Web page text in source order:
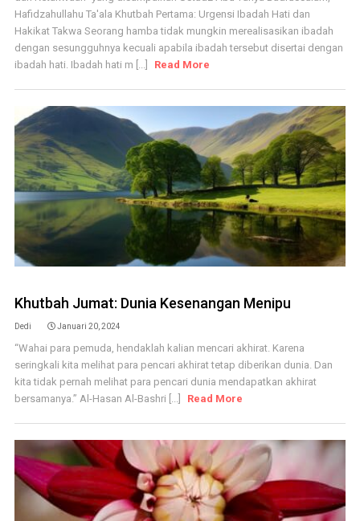
Hafidzahullahu Ta'ala Khutbah Pertama: Urgensi Ibadah Hati dan
Hakikat Takwa Seorang hamba tidak mungkin merealisasikan ibadah
dengan sesungguhnya kecuali apabila ibadah tersebut disertai dengan
ibadah hati. Ibadah hati m [...]
Read More
Khutbah Jumat: Dunia Kesenangan Menipu
Dedi Januari 20, 2024
“Wahai para pemuda, hendaklah kalian mencari akhirat. Karena
seringkali kita melihat para pencari akhirat tetap diberikan dunia. Dan
kita tidak pernah melihat para pencari dunia mendapatkan akhirat
bersamanya.” Al-Hasan Al-Bashri [...]
Read More